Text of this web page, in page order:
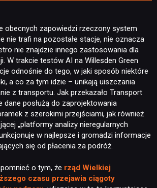
NEWSY
RECENZJE
PUBLICYSTYKA
KULTURA
RETRO
obecnych zapowiedzi rzeczony system
nie trafi na pozostałe stacje, nie oznacza
nie znajdzie innego zastosowania dla
W trakcie testów AI na Willesden Green
odnośnie do tego, w jaki sposób niektóre
a co za tym idzie – unikają uiszczania
z transportu. Jak przekazało Transport
posłużą do zaprojektowania
z szerokimi przejściami, jak również
„platformy analizy nieregularnych
w najlepsze i gromadzi informacje
się od płacenia za podróż.
o tym, że rząd Wielkiej
czasu przejawia ciągoty